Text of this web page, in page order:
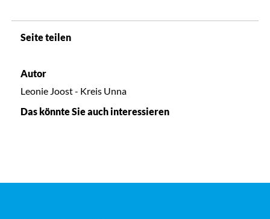
Seite teilen
Autor
Leonie Joost - Kreis Unna
Das könnte Sie auch interessieren